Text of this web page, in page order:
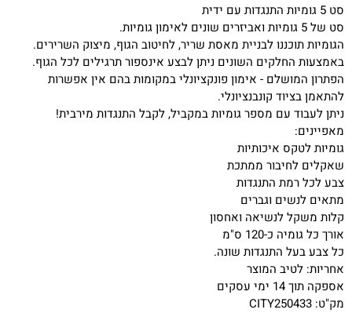
סט 5 גומיות התנגדות עם ידית
סט של 5 גומיות ואביזרים שונים לאימון גומיות.
הגומיות תוכננו לבניית מאסת שריר, לחיטוב הגוף, מיצוק השרירים.
באמצעות החלקים השונים ניתן לבצע אינספור תרגילים לכל הגוף.
הפתרון המושלם - אימון פונקציונלי במקומות בהם אין אפשרות
להתאמן בציוד קונבנציונלי.
ניתן לעבוד עם מספר גומיות במקביל, לקבל התנגדות מירבית!
מאפיינים:
גומיות לטקס איכותיות
שאקלים לחיבור ממתכת
צבע לכל רמת התנגדות
מתאים לנשים וגברים
קלות משקל לנשיאה ואחסון
אורך כל גומיה כ-120 ס"מ
כל צבע בעל התנגדות שונה.
אחריות: לטיב המוצר
אספקה תוך 14 ימי עסקים
מק"ט: CITY250433